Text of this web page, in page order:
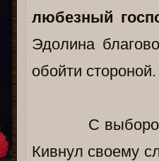
любезный
Эдолина
обойти стороной.
С выбором
Кивнул своему